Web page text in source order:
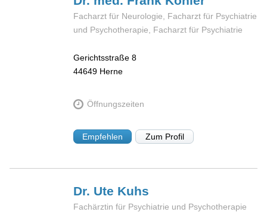
Facharzt für Neurologie, Facharzt für Psychiatrie
und Psychotherapie, Facharzt für Psychiatrie
Gerichtsstraße 8
44649 Herne
Öffnungszeiten
Empfehlen Zum Profil
Dr. Ute Kuhs
Fachärztin für Psychiatrie und Psychotherapie